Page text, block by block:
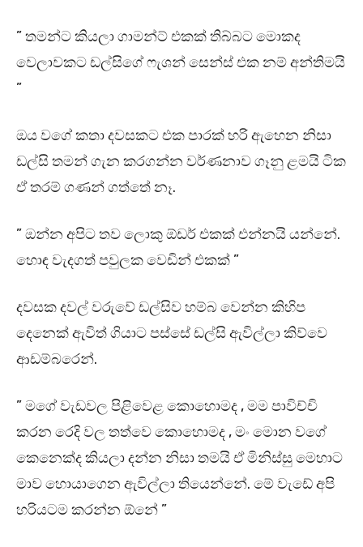
” තමන්ට කියලා ගාමන්ට් එකක් තිබ්බට මොකද
වෙලාවකට ඩල්සිගේ ෆැශන් සෙන්ස් එක නම් අන්තිමයි
”
ඔය වගේ කතා දවසකට එක පාරක් හරි ඇහෙන නිසා
ඩල්සි තමන් ගැන කරගන්න වර්ණනාව ගෑනු ළමයි ටික
ඒ තරම් ගණන් ගත්තේ නෑ.
” ඔන්න අපිට තව ලොකු ඕඩර් එකක් එන්නයි යන්නේ.
හොඳ වැදගත් පවුලක වෙඩින් එකක් ”
දවසක දවල් වරුවේ ඩල්සිව හම්බ වෙන්න කිහිප
දෙනෙක් ඇවිත් ගියාට පස්සේ ඩල්සි ඇවිල්ලා කිව්වෙ
ආඩම්බරෙන්.
” මගේ වැඩවල පිළිවෙළ කොහොමද , මම පාවිච්චි
කරන රෙදි වල තත්වෙ කොහොමද , මං මොන වගේ
කෙනෙක්ද කියලා දන්න නිසා තමයි ඒ මිනිස්සු මෙහාට
මාව හොයාගෙන ඇවිල්ලා තියෙන්නේ. මේ වැඩේ අපි
හරියටම කරන්න ඕනේ ”